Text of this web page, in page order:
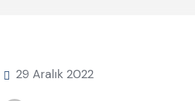
29 Aralık 2022